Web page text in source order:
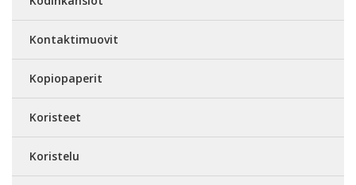
Kontaktimuovit
Kopiopaperit
Koristeet
Koristelu